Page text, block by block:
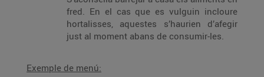
fred. En el cas que es vulguin incloure
hortalisses, aquestes s’haurien d’afegir
just al moment abans de consumir-les.
Exemple de menú: